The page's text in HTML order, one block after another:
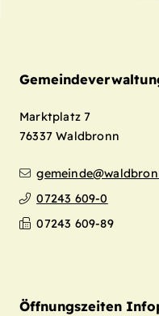
Marktplatz 7
76337 Waldbronn
07243 609-0
07243 609-89
Öffnungszeiten